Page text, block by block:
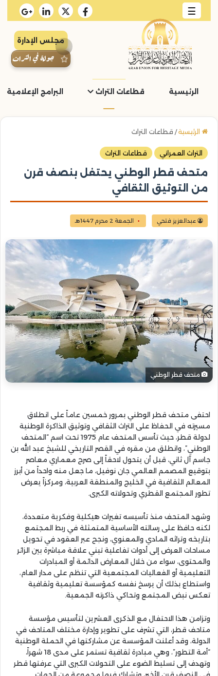
☰
مجلس الإدارة
جولة في التراث
الرئيسية قطاعات التراث البرامج الإعلامية
الرئيسية/ قطاعات التراث
التراث العمراني قطاعات التراث
متحف قطر الوطني يحتفل بنصف قرن
من التوثيق الثقافي
عبدالعزيز فتحي الجمعة 2 محرم 1447هـ
متحف قطر الوطني
احتفى متحف قطر الوطني بمرور خمسين عاماً على انطلاق
مسيرته في الحفاظ على التراث الثقافي وتوثيق الذاكرة الوطنية
لدولة قطر، حيث تأسس المتحف عام 1975 تحت اسم “المتحف
الوطني”، وانطلق من مقره في القصر التاريخي للشيخ عبد الله بن
جاسم آل ثاني، قبل أن يتحول لاحقاً إلى صرح معماري معاصر
بتوقيع المصمم العالمي جان نوفيل، ما جعل منه واحداً من أبرز
المعالم الثقافية في الخليج والمنطقة العربية، ومركزاً يعرض
تطور المجتمع القطري وتحولاته الكبرى.
وشهد المتحف منذ تأسيسه تغيرات هيكلية وفكرية متعددة،
لكنه حافظ على رسالته الأساسية المتمثلة في ربط المجتمع
بتاريخه وتراثه المادي والمعنوي، ونجح عبر العقود في تحويل
مساحات العرض إلى أدوات تفاعلية تبني علاقة مباشرة بين الزائر
والمحتوى، سواء من خلال المعارض الدائمة أو المبادرات
التعليمية أو الفعاليات المجتمعية التي تنظم على مدار العام،
واستطاع بذلك أن يرسخ نفسه كمؤسسة تعليمية وثقافية
تعكس نبض المجتمع وتحاكي ذاكرته الجمعية.
وتزامن هذا الاحتفال مع الذكرى العشرين لتأسيس مؤسسة
متاحف قطر، التي تشرف على تطوير وإدارة مختلف المتاحف في
الدولة، وقد أعلنت المؤسسة عن مشاركتها في الحملة الوطنية
“أمة التطور”، وهي مبادرة ثقافية تستمر على مدى 18 شهراً،
وتهدف إلى تسليط الضوء على التحولات الكبرى التي عرفتها قطر